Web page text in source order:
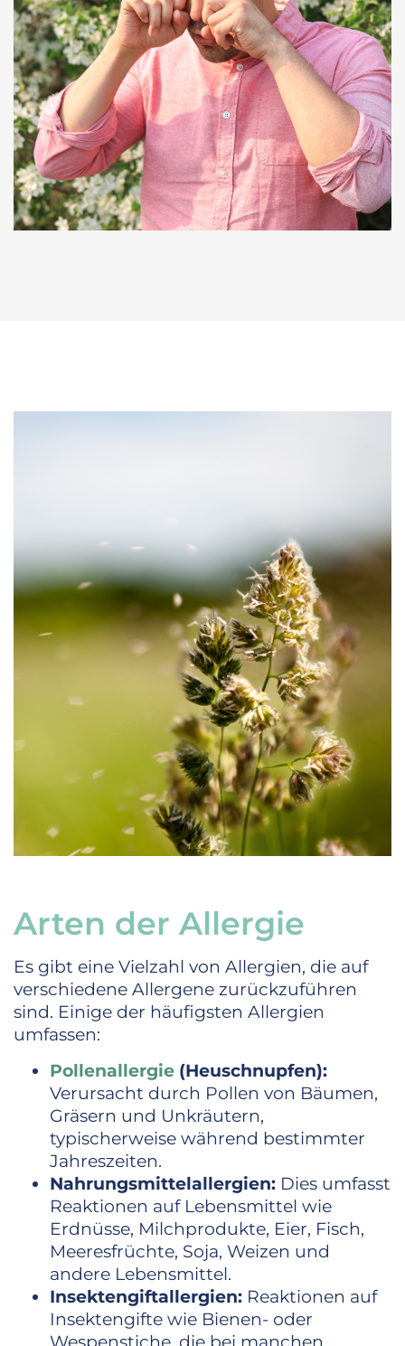
Arten der Allergie
Es gibt eine Vielzahl von Allergien, die auf
verschiedene Allergene zurückzuführen
sind. Einige der häufigsten Allergien
umfassen:
Pollenallergie (Heuschnupfen):
Verursacht durch Pollen von Bäumen,
Gräsern und Unkräutern,
typischerweise während bestimmter
Jahreszeiten.
Nahrungsmittelallergien: Dies umfasst
Reaktionen auf Lebensmittel wie
Erdnüsse, Milchprodukte, Eier, Fisch,
Meeresfrüchte, Soja, Weizen und
andere Lebensmittel.
Insektengiftallergien: Reaktionen auf
Insektengifte wie Bienen- oder